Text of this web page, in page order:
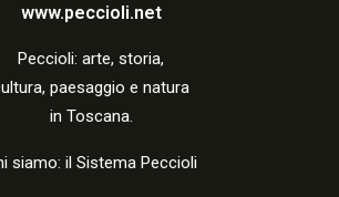
www.peccioli.net
Peccioli: arte, storia,
paesaggio e natura
in Toscana.
siamo: il Sistema Peccioli